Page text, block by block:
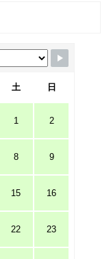
土 日
1 2
8 9
15 16
22 23